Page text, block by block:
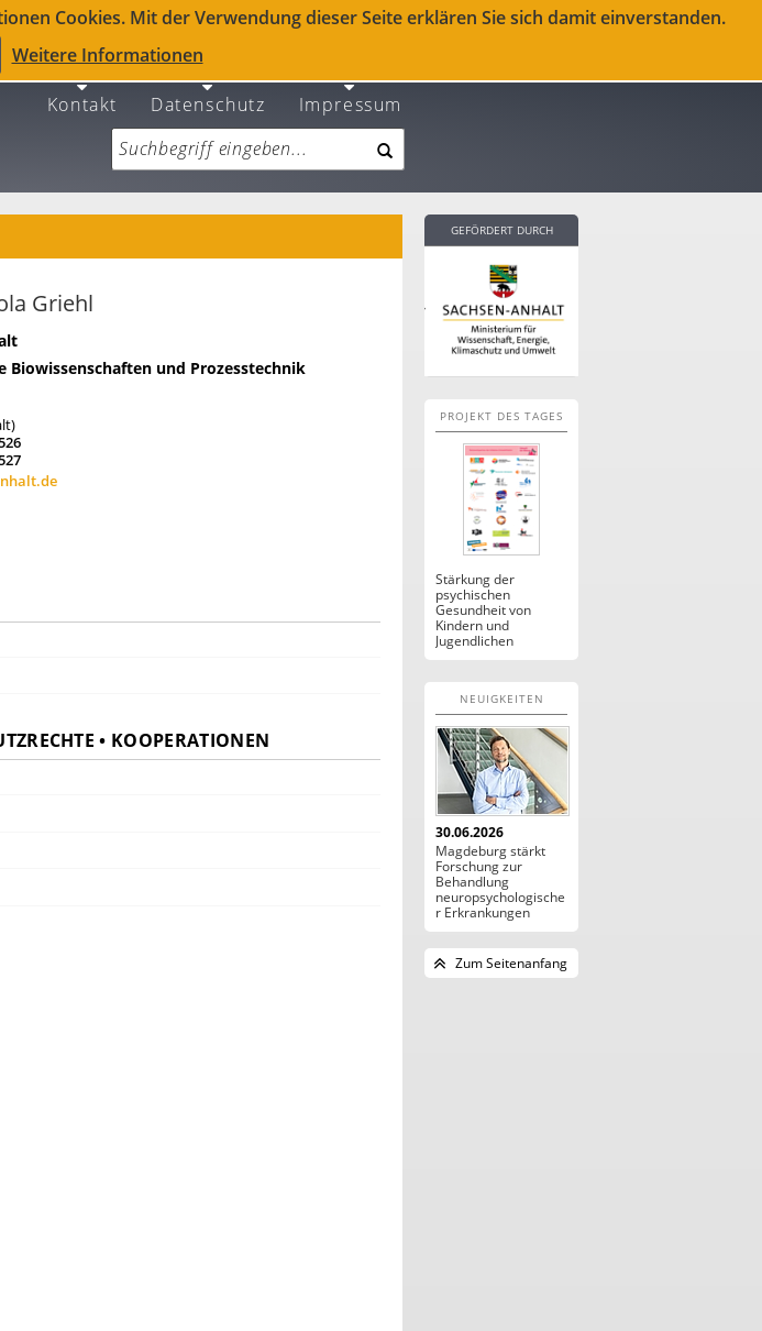
Cookies. Mit der Verwendung dieser Seite erklären Sie sich damit einverstanden.
Weitere Informationen
Kontakt Datenschutz Impressum
Griehl
Biowissenschaften und Prozesstechnik
• KOOPERATIONEN
GEFÖRDERT DURCH
PROJEKT DES TAGES
Stärkung der
psychischen
Gesundheit von
Kindern und
Jugendlichen
NEUIGKEITEN
30.06.2026
Magdeburg stärkt
Forschung zur
Behandlung
neuropsychologische
r Erkrankungen
Zum Seitenanfang